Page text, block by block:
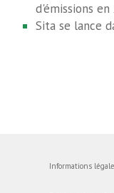
d'émissions en
Sita se lance
Informations